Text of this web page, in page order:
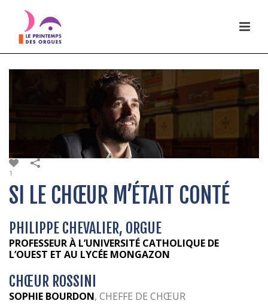
1
SI LE CHŒUR M’ÉTAIT CONTÉ
PHILIPPE CHEVALIER, ORGUE
PROFESSEUR À L’UNIVERSITÉ CATHOLIQUE DE
L’OUEST ET AU LYCÉE MONGAZON
CHŒUR ROSSINI
SOPHIE BOURDON, CHEFFE DE CHŒUR